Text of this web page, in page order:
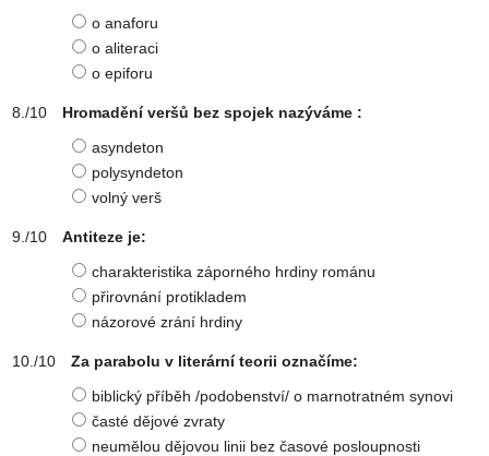
o anaforu
o aliteraci
o epiforu
Hromadění veršů bez spojek nazýváme :
asyndeton
polysyndeton
volný verš
Antiteze je:
charakteristika záporného hrdiny románu
přirovnání protikladem
názorové zrání hrdiny
Za parabolu v literární teorii označíme:
biblický příběh /podobenství/ o marnotratném synovi
časté dějové zvraty
neumělou dějovou linii bez časové posloupnosti